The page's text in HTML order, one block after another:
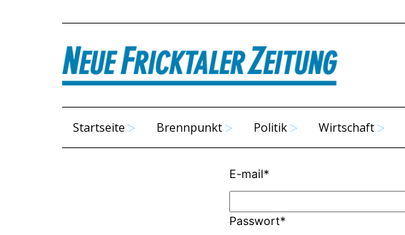
Startseite Brennpunkt Politik Wirtschaft
E-mail*
Passwort*